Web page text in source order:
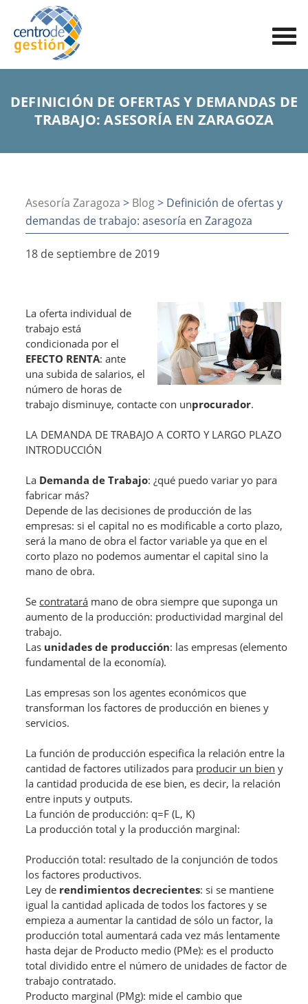
DEFINICIÓN DE OFERTAS Y DEMANDAS DE
TRABAJO: ASESORÍA EN ZARAGOZA
Asesoría Zaragoza > Blog> Definición de ofertas y
demandas de trabajo: asesoría en Zaragoza
18 de septiembre de 2019
La oferta individual de
trabajo está
condicionada por el
EFECTO RENTA: ante
una subida de salarios, el
número de horas de
trabajo disminuye, contacte con unprocurador.
LA DEMANDA DE TRABAJO A CORTO Y LARGO PLAZO
INTRODUCCIÓN
La Demanda de Trabajo: ¿qué puedo variar yo para
fabricar más?
Depende de las decisiones de producción de las
empresas: si el capital no es modificable a corto plazo,
será la mano de obra el factor variable ya que en el
corto plazo no podemos aumentar el capital sino la
mano de obra.
Se contratará mano de obra siempre que suponga un
aumento de la producción: productividad marginal del
trabajo.
Las unidades de producción: las empresas (elemento
fundamental de la economía).
Las empresas son los agentes económicos que
transforman los factores de producción en bienes y
servicios.
La función de producción especifica la relación entre la
cantidad de factores utilizados para producir un bien y
la cantidad producida de ese bien, es decir, la relación
entre inputs y outputs.
La función de producción: q=F (L, K)
La producción total y la producción marginal:
Producción total: resultado de la conjunción de todos
los factores productivos.
Ley de rendimientos decrecientes: si se mantiene
igual la cantidad aplicada de todos los factores y se
empieza a aumentar la cantidad de sólo un factor, la
producción total aumentará cada vez más lentamente
hasta dejar de Producto medio (PMe): es el producto
total dividido entre el número de unidades de factor de
trabajo contratado.
Producto marginal (PMg): mide el cambio que